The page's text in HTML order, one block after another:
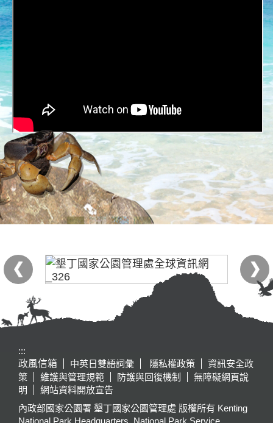
:::
政風信箱
中英日雙語詞彙 隱私權政策
資訊安全政
策
維護與管理規範 防護與回復機制
無障礙網頁說
明
網站資料開放宣告
內政部國家公園署 墾丁國家公園管理處 版權所有 Kenting
National Park Headquarters, National Park Service,